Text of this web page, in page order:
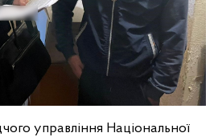
управління Національної